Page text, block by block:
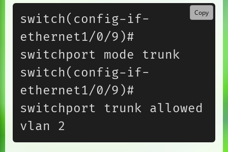
switch(config-if-
ethernet1/0/9)#
switchport mode trunk
switch(config-if-
ethernet1/0/9)#
switchport trunk allowed
Copy